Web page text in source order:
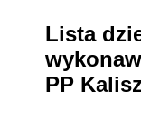
Lista
PP